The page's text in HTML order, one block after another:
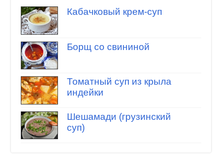
Кабачковый крем-суп
Борщ со свининой
Томатный суп из крыла
индейки
Шешамади (грузинский
суп)